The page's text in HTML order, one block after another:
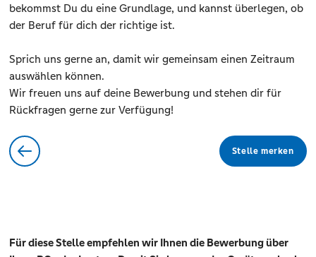
bekommst Du du eine Grundlage, und kannst überlegen, ob
der Beruf für dich der richtige ist.
Sprich uns gerne an, damit wir gemeinsam einen Zeitraum
auswählen können.
Wir freuen uns auf deine Bewerbung und stehen dir für
Rückfragen gerne zur Verfügung!
Stelle merken
Für diese Stelle empfehlen wir Ihnen die Bewerbung über